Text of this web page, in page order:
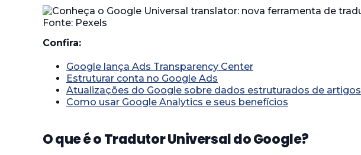
Confira:
Google lança Ads Transparency Center
Estruturar conta no Google Ads
Atualizações do Google sobre dados estruturados de artigos
Como usar Google Analytics e seus benefícios
O que é o Tradutor Universal do Google?